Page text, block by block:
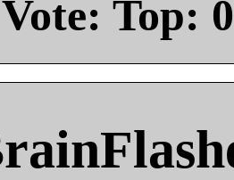
Vote: Top: 0